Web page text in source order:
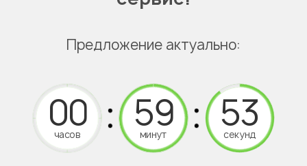
Предложение актуально:
часов минут секунд